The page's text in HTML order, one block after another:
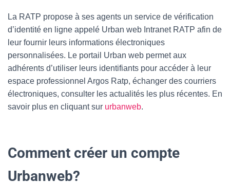
La RATP propose à ses agents un service de vérification
d’identité en ligne appelé Urban web Intranet RATP afin de
leur fournir leurs informations électroniques
personnalisées. Le portail Urban web permet aux
adhérents d’utiliser leurs identifiants pour accéder à leur
espace professionnel Argos Ratp, échanger des courriers
électroniques, consulter les actualités les plus récentes. En
savoir plus en cliquant sur urbanweb.
Comment créer un compte
Urbanweb?